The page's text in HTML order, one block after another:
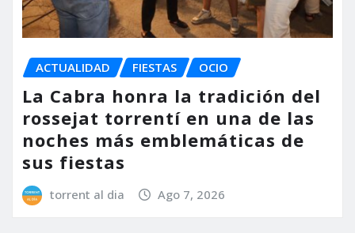
ACTUALIDAD FIESTAS OCIO
La Cabra honra la tradición del
rossejat torrentí en una de las
noches más emblemáticas de
sus fiestas
torrent al dia Ago 7, 2026